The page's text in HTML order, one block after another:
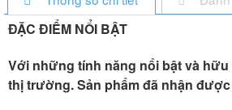
ĐẶC ĐIỂM NỔI BẬT
Với những tính năng nổi bật và
thị trường. Sản phẩm đã nhận